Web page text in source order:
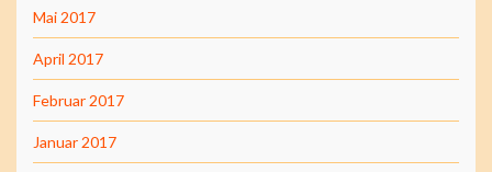
Mai 2017
April 2017
Februar 2017
Januar 2017